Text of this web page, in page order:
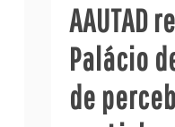
AAUTAD
Palácio
de